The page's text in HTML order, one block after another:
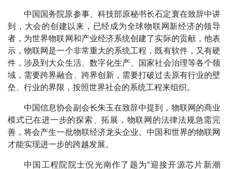
中国国务院原参事、科技部原秘书长石定寰在致辞中讲
到，大会的创建以来，已经成为全球物联网新经济的领导
者，为世界物联网和产业经济系统创建了实际的贡献，他表
示，物联网是一个非常重大的系统工程，既有软件，又有硬
件，涉及到大众生活、数字化生产、国家社会治理等各个领
域，需要跨界融合、跨界创新，需要打破过去原有行业的壁
垒、行业的界限，按照世界社会的系统工程来组织。
中国信息协会副会长朱玉在致辞中提到，物联网的商业
模式已在进一步的探索、拓展，物联网的法律法规急需完
善，将会产生一批物联经济龙头企业。中国和世界的物联网
才能实现进一步的跨越发展。
中国工程院院士倪光南作了题为“迎接开源芯片新潮